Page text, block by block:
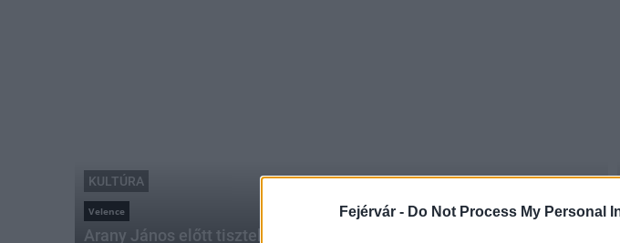
Fejérvár - Do Not Process My Personal
KULTÚRA
Velence
Arany János előtt tiszteleg a velencei Esztrád Vízi Színház